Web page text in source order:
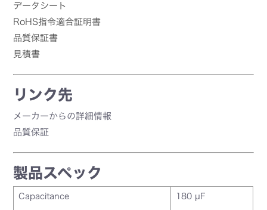
データシート
RoHS指令適合証明書
品質保証書
見積書
リンク先
メーカーからの詳細情報
品質保証
製品スペック
Capacitance 180 µF